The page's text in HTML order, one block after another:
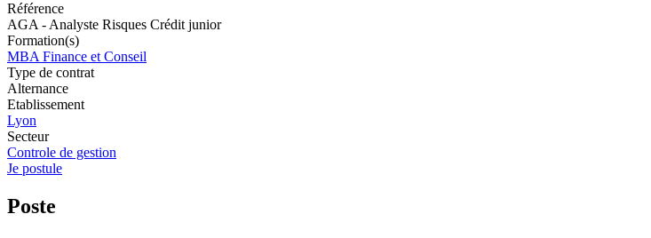
Référence
AGA - Analyste Risques Crédit junior
Formation(s)
MBA Finance et Conseil
Type de contrat
Alternance
Etablissement
Lyon
Secteur
Controle de gestion
Je postule
Poste